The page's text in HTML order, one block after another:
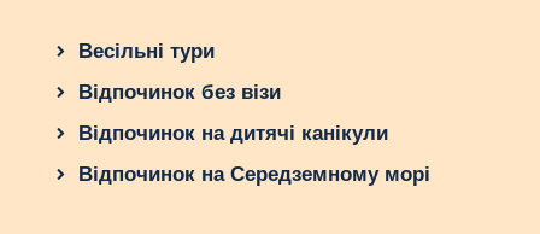
Весільні тури
Відпочинок без візи
Відпочинок на дитячі канікули
Відпочинок на Середземному морі